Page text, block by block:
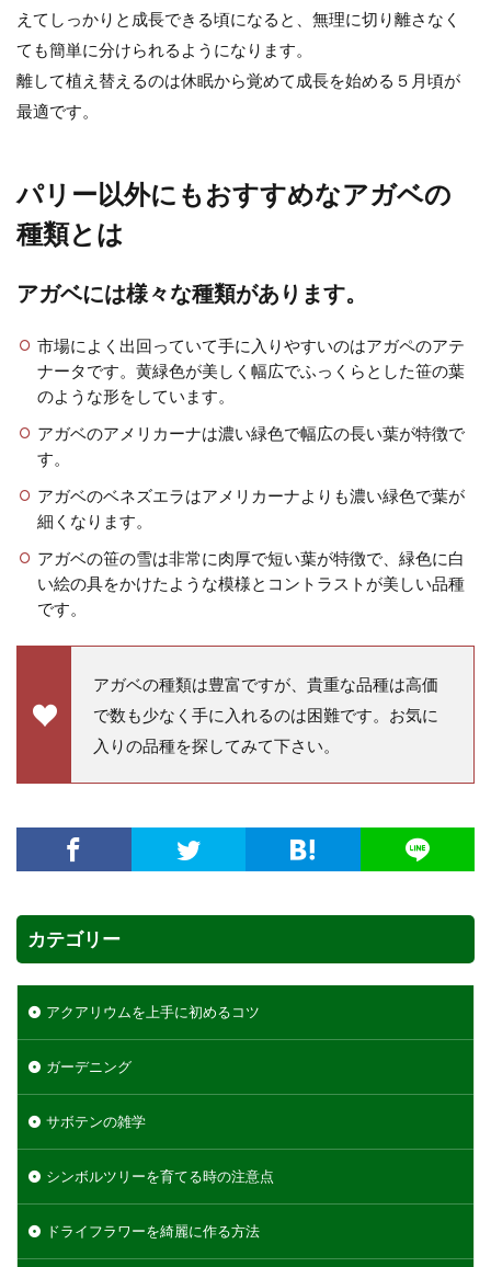
えてしっかりと成長できる頃になると、無理に切り離さなく
ても簡単に分けられるようになります。
離して植え替えるのは休眠から覚めて成長を始める５月頃が
最適です。
パリー以外にもおすすめなアガベの
種類とは
アガベには様々な種類があります。
市場によく出回っていて手に入りやすいのはアガペのアテ
ナータです。黄緑色が美しく幅広でふっくらとした笹の葉
のような形をしています。
アガベのアメリカーナは濃い緑色で幅広の長い葉が特徴で
す。
アガベのベネズエラはアメリカーナよりも濃い緑色で葉が
細くなります。
アガベの笹の雪は非常に肉厚で短い葉が特徴で、緑色に白
い絵の具をかけたような模様とコントラストが美しい品種
です。
アガベの種類は豊富ですが、貴重な品種は高価
で数も少なく手に入れるのは困難です。お気に
入りの品種を探してみて下さい。
カテゴリー
アクアリウムを上手に初めるコツ
ガーデニング
サボテンの雑学
シンボルツリーを育てる時の注意点
ドライフラワーを綺麗に作る方法